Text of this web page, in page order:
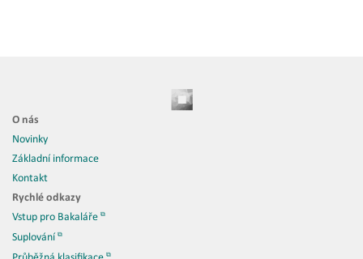
O nás
Novinky
Základní informace
Kontakt
Rychlé odkazy
Vstup pro Bakaláře
Suplování